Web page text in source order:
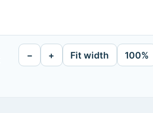
− + Fit width 100%